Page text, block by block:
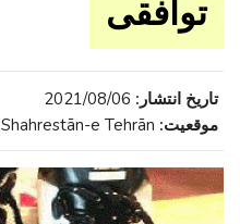
توافقی
تاریخ انتشار: 2021/08/06
موقعیت: Shahrestān-e Tehrān, استان تهران , ایران